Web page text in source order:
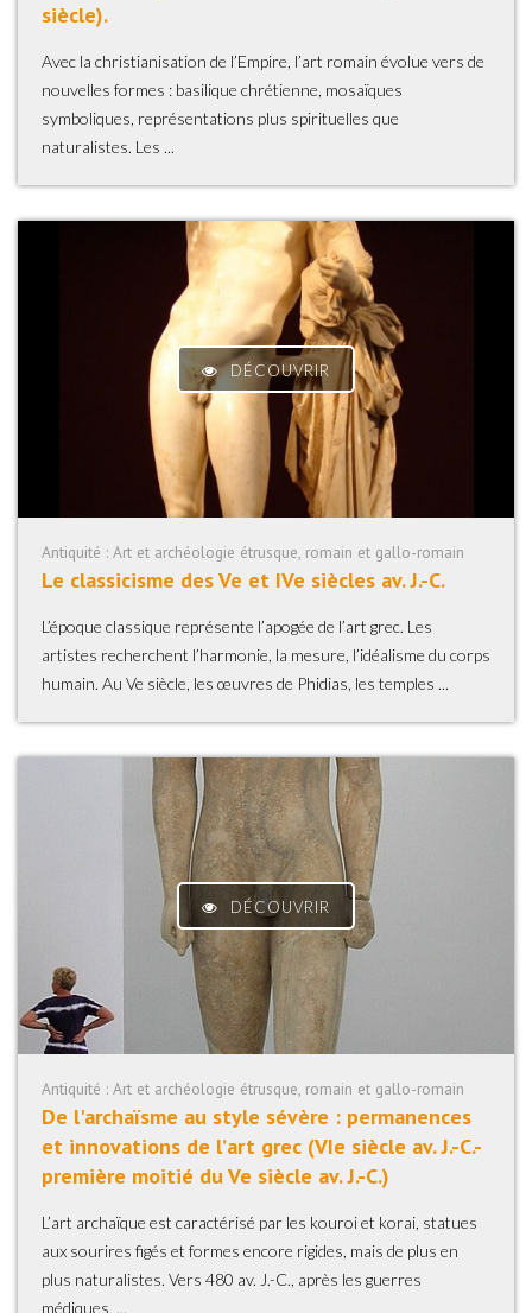
siècle).
Avec la christianisation de l’Empire, l’art romain évolue vers de
nouvelles formes : basilique chrétienne, mosaïques
symboliques, représentations plus spirituelles que
naturalistes. Les ...
DÉCOUVRIR
Antiquité : Art et archéologie étrusque, romain et gallo-romain
Le classicisme des Ve et IVe siècles av. J.-C.
L’époque classique représente l’apogée de l’art grec. Les
artistes recherchent l’harmonie, la mesure, l’idéalisme du corps
humain. Au Ve siècle, les œuvres de Phidias, les temples ...
DÉCOUVRIR
Antiquité : Art et archéologie étrusque, romain et gallo-romain
De l'archaïsme au style sévère : permanences
et innovations de lʼart grec (VIe siècle av. J.-C.-
première moitié du Ve siècle av. J.-C.)
L’art archaïque est caractérisé par les kouroi et korai, statues
aux sourires figés et formes encore rigides, mais de plus en
plus naturalistes. Vers 480 av. J.-C., après les guerres
médiques, ...